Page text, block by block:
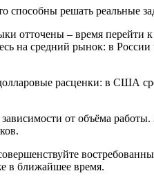
способны решать реальные
отточены – время
на средний рынок: в России
расценки: в США
от объёма
в ближайшее время.